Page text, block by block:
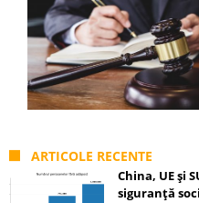
ARTICOLE RECENTE
China, UE și
siguranță